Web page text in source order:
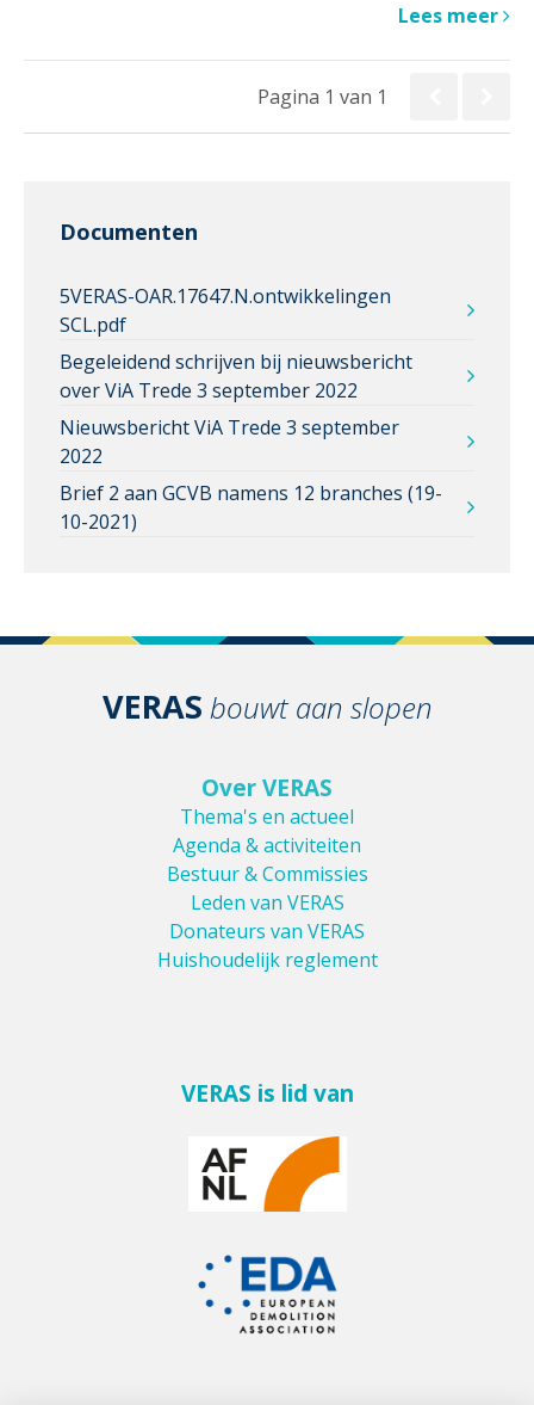
Lees meer
Pagina 1 van 1
Documenten
5VERAS-OAR.17647.N.ontwikkelingen
SCL.pdf
Begeleidend schrijven bij nieuwsbericht
over ViA Trede 3 september 2022
Nieuwsbericht ViA Trede 3 september
2022
Brief 2 aan GCVB namens 12 branches (19-
10-2021)
VERAS bouwt aan slopen
Over VERAS
Thema's en actueel
Agenda & activiteiten
Bestuur & Commissies
Leden van VERAS
Donateurs van VERAS
Huishoudelijk reglement
VERAS is lid van